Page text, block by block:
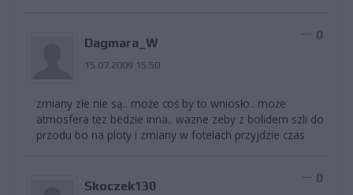
Dagmara_W
15.07.2009 15:50
0
zmiany złe nie są.. może coś by to wniosło.. może
atmosfera tez bedzie inna.. wazne zeby z bolidem szli do
przodu bo na ploty i zmiany w fotelach przyjdzie czas
Skoczek130
0